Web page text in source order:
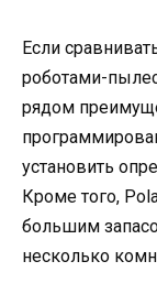
Если
роботами-
рядом
установить
Кроме того,
большим
несколько